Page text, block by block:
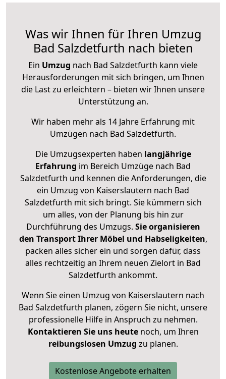
Was wir Ihnen für Ihren Umzug
Bad Salzdetfurth nach bieten
Ein Umzug nach Bad Salzdetfurth kann viele
Herausforderungen mit sich bringen, um Ihnen
die Last zu erleichtern – bieten wir Ihnen unsere
Unterstützung an.
Wir haben mehr als 14 Jahre Erfahrung mit
Umzügen nach Bad Salzdetfurth.
Die Umzugsexperten haben langjährige
Erfahrung im Bereich Umzüge nach Bad
Salzdetfurth und kennen die Anforderungen, die
ein Umzug von Kaiserslautern nach Bad
Salzdetfurth mit sich bringt. Sie kümmern sich
um alles, von der Planung bis hin zur
Durchführung des Umzugs. Sie organisieren
den Transport Ihrer Möbel und Habseligkeiten,
packen alles sicher ein und sorgen dafür, dass
alles rechtzeitig an Ihrem neuen Zielort in Bad
Salzdetfurth ankommt.
Wenn Sie einen Umzug von Kaiserslautern nach
Bad Salzdetfurth planen, zögern Sie nicht, unsere
professionelle Hilfe in Anspruch zu nehmen.
Kontaktieren Sie uns heutenoch, um Ihren
reibungslosen Umzug zu planen.
Kostenlose Angebote erhalten